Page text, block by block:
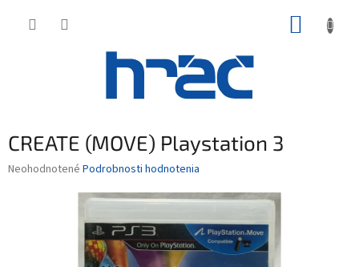
CREATE (MOVE) Playstation 3
Priemerné
Neohodnotené Podrobnosti hodnotenia